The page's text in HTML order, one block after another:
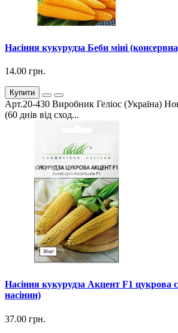
Насіння кукурудза Беби міні
14.00 грн.
Купити
Арт.20-430 Виробник Геліос (Україна)
(60 днів від сход...
Насіння кукурудза Акцент F1 цукрова
насінин)
37.00 грн.